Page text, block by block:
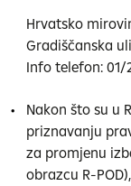
Hrvatsko
Gradiščanska
Info telefon:
Nakon što su u
priznavanju
za promjenu
obrazcu R-